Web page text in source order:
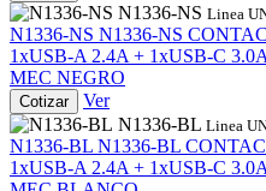
N1336-NS Linea
N1336-NS N1336-NS
1xUSB-A 2.4A + 1xUSB-C
MEC NEGRO
Cotizar
Ver
N1336-BL Linea
N1336-BL N1336-BL
1xUSB-A 2.4A + 1xUSB-C